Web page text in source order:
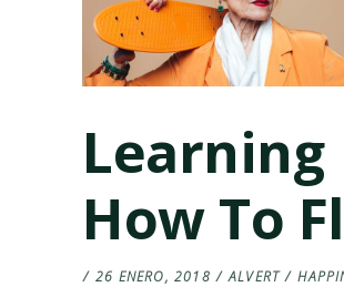
Learning
How To
26 ENERO, 2018 ALVERT